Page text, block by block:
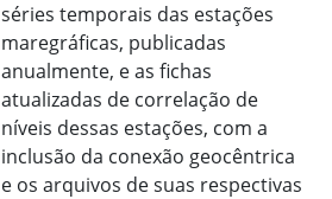
séries temporais das estações
maregráficas, publicadas
anualmente, e as fichas
atualizadas de correlação de
níveis dessas estações, com a
inclusão da conexão geocêntrica
e os arquivos de suas respectivas